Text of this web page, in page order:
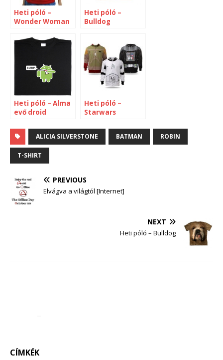
Heti póló –
Wonder Woman
Heti póló –
Bulldog
Heti póló – Alma
evő droid
Heti póló –
Starwars
ALICIA SILVERSTONE BATMAN ROBIN
T-SHIRT
PREVIOUS
Elvágva a világtól [Internet]
NEXT
Heti póló – Bulldog
CÍMKÉK